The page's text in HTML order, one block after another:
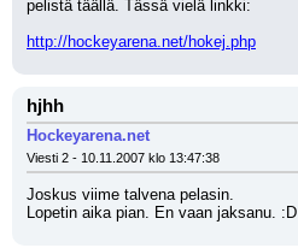
pelistä täällä. Tässä vielä linkki:
http://hockeyarena.net/hokej.php
hjhh
Hockeyarena.net
Viesti 2 - 10.11.2007 klo 13:47:38
Joskus viime talvena pelasin.
Lopetin aika pian. En vaan jaksanu. :D